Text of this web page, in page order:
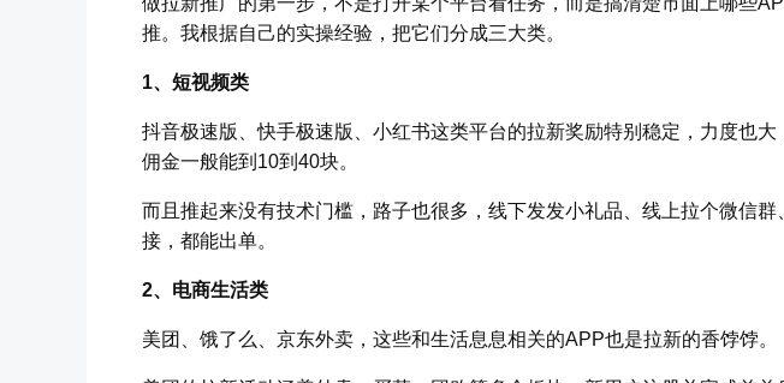
推。我根据自己的实操经验，把它们分成三大类。
1、短视频类
抖音极速版、快手极速版、小红书这类平台的拉新奖励特别稳定，力度也大
佣金一般能到10到40块。
而且推起来没有技术门槛，路子也很多，线下发发小礼品、线上拉个微信
接，都能出单。
2、电商生活类
美团、饿了么、京东外卖，这些和生活息息相关的APP也是拉新的香饽饽。